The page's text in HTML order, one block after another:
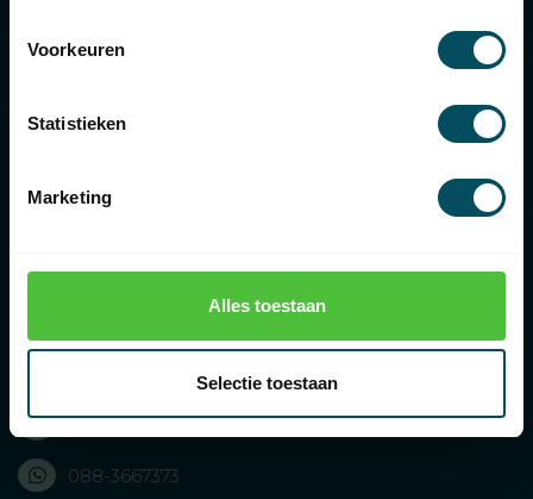
Voorkeuren
Statistieken
Marketing
Alles toestaan
Selectie toestaan
Rolluikonderdelen.nl
Bolderweg 43, 8243 RD Lelystad, Nederland
088-3667373
088-3667373